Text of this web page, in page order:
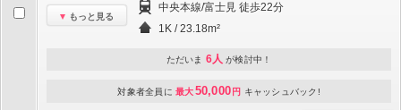
もっと見る
中央本線/富士見 徒歩22分
1K / 23.18m²
ただいま 6人 が検討中！
対象者全員に 最大50,000 円 キャッシュバック!